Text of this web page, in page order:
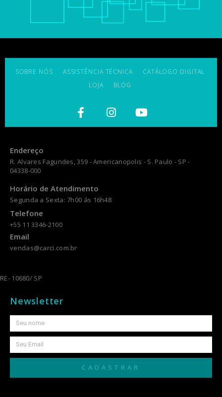
SOBRE NÓS ASSISTÊNCIA TÉCNICA
CATÁLOGO DIGITAL
LOJA
BLOG
Endereço
R. Alvares Fagundes, 359 - Americanopolis - S. Paulo - SP -
04338-000
Horário de Atendimento
Segunda a Sexta: 7h00 ás 16h48
Telefone
+55 11 3346-2100
Email
vendas@carci.com.br
RE- 10680/ SP
Newsletter
CADASTRAR